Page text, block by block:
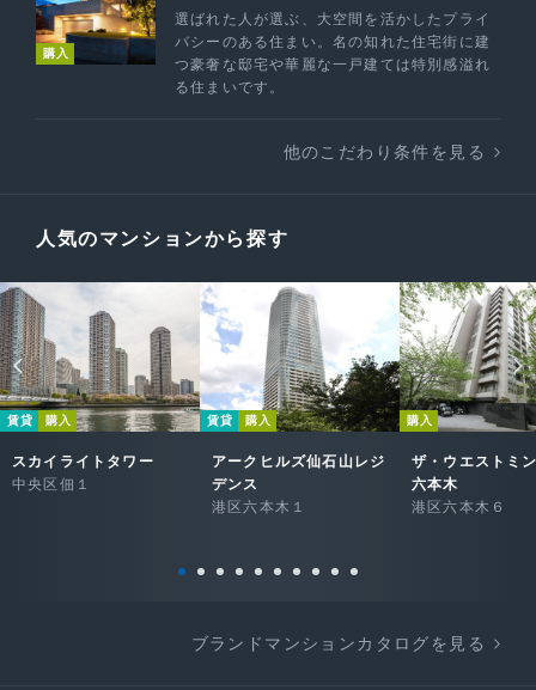
購入
選ばれた人が選ぶ、大空間を活かしたプライ
バシーのある住まい。名の知れた住宅街に建
つ豪奢な邸宅や華麗な一戸建ては特別感溢れ
る住まいです。
他のこだわり条件を見る
人気のマンションから探す
賃貸 購入
スカイライトタワー
中央区佃１
賃貸 購入
アークヒルズ仙石山レジ
デンス
港区六本木１
購入
ザ・ウエストミ
六本木
港区六本木６
ブランドマンションカタログを見る